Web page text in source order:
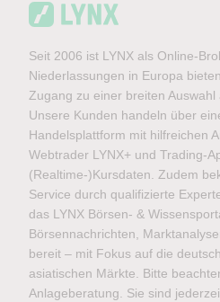
Seit 2006 ist LYNX als Online-
Niederlassungen in Europa
Zugang zu einer breiten
Unsere Kunden handeln über
Handelsplattform mit hilfreichen
Webtrader LYNX+ und Trading-
(Realtime-)Kursdaten. Zudem
Service durch qualifizierte
das LYNX Börsen- &
Börsennachrichten,
bereit – mit Fokus auf die
asiatischen Märkte. Bitte
Anlageberatung. Sie sind